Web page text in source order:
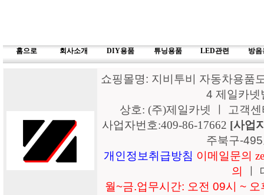
홈으로 회사소개 DIY용품 튜닝용품 LED관련 방음
쇼핑몰명: 지비투비 자동차용품
4 제일카
상호: (주)제일카넷 ㅣ 고객
사업자번호:409-86-17662 [사업
주북구-
개인정보취급방침 이메일문의
의
월~금.업무시간: 오전 09시 ~